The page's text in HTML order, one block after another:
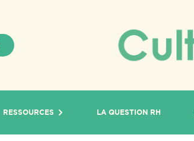
RESSOURCES LA QUESTION RH